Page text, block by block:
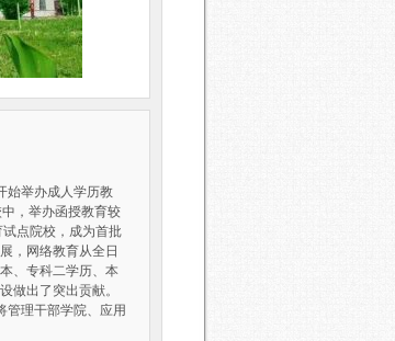
始举办成人学历教
，举办函授教育较
点院校，成为首批
，网络教育从全日
、专科二学历、本
做出了突出贡献。
管理干部学院、应用